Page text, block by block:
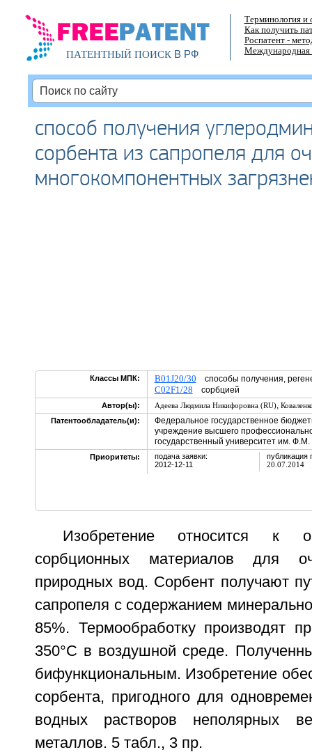
ПАТЕНТНЫЙ ПОИСКВ РФ
Терминология и
Как получить
Роспатент -
Международная
способ получения
сорбента из сапропеля для
многокомпонентных
Классы МПК: B01J20/30 способы получения,
C02F1/28 сорбцией
Автор(ы): Адеева Людмила Никифоровна (RU),
Патентообладатель(и):
Федеральное государственное
учреждение высшего
государственный университет им. Ф.М.
Приоритеты:
подача заявки:
2012-12-11
публикация
20.07.2014
Изобретение относится к
сорбционных материалов для
природных вод. Сорбент получают
сапропеля с содержанием
85%. Термообработку производят
350°C в воздушной среде.
бифункциональным. Изобретение
сорбента, пригодного для
водных растворов неполярных
металлов. 5 табл., 3 пр.